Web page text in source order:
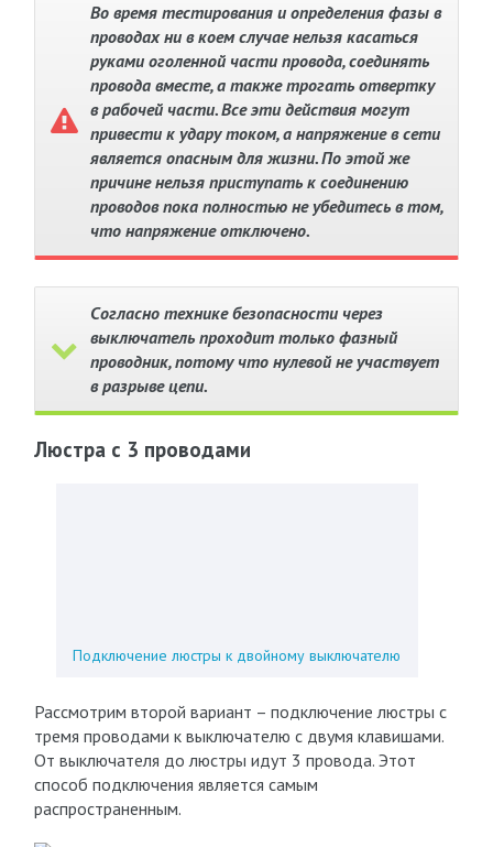
Во время тестирования и определения фазы в
проводах ни в коем случае нельзя касаться
руками оголенной части провода, соединять
провода вместе, а также трогать отвертку
в рабочей части. Все эти действия могут
привести к удару током, а напряжение в сети
является опасным для жизни. По этой же
причине нельзя приступать к соединению
проводов пока полностью не убедитесь в том,
что напряжение отключено.
Согласно технике безопасности через
выключатель проходит только фазный
проводник, потому что нулевой не участвует
в разрыве цепи.
Люстра с 3 проводами
Подключение люстры к двойному выключателю
Рассмотрим второй вариант – подключение люстры с
тремя проводами к выключателю с двумя клавишами.
От выключателя до люстры идут 3 провода. Этот
способ подключения является самым
распространенным.